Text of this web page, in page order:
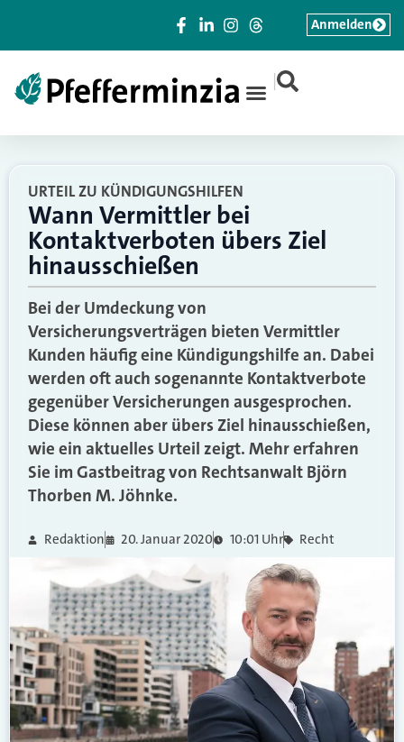
|
Anmelden
URTEIL ZU KÜNDIGUNGSHILFEN
Wann Vermittler bei
Kontaktverboten übers Ziel
hinausschießen
Bei der Umdeckung von
Versicherungsverträgen bieten Vermittler
Kunden häufig eine Kündigungshilfe an. Dabei
werden oft auch sogenannte Kontaktverbote
gegenüber Versicherungen ausgesprochen.
Diese können aber übers Ziel hinausschießen,
wie ein aktuelles Urteil zeigt. Mehr erfahren
Sie im Gastbeitrag von Rechtsanwalt Björn
Thorben M. Jöhnke.
Redaktion 20. Januar 2020 10:01 Uhr Recht